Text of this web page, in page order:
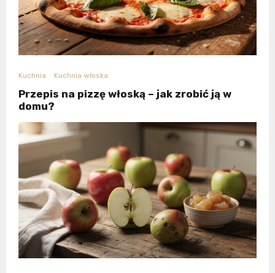
Kuchnia Kuchnia włoska
Przepis na pizzę włoską – jak zrobić ją w
domu?